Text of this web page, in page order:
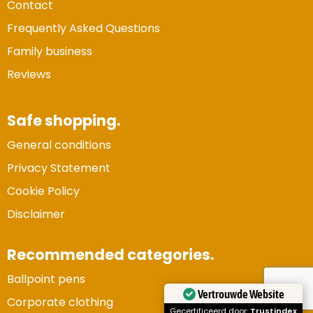
Contact
Frequently Asked Questions
Family business
Reviews
Safe shopping.
General conditions
Privacy Statement
Cookie Policy
Disclaimer
Recommended categories.
Ballpoint pens
Corporate clothing
Vertrouwde Website